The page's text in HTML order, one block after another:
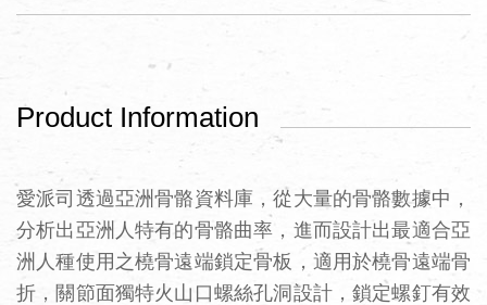
Product Information
愛派司透過亞洲骨骼資料庫，從大量的骨骼數據中，
分析出亞洲人特有的骨骼曲率，進而設計出最適合亞
洲人種使用之橈骨遠端鎖定骨板，適用於橈骨遠端骨
折，關節面獨特火山口螺絲孔洞設計，鎖定螺釘有效